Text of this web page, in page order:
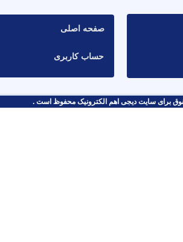
صفحه اصلی
حساب کاربری
برای سایت دیجی اهم الکترونیک محفوظ است .